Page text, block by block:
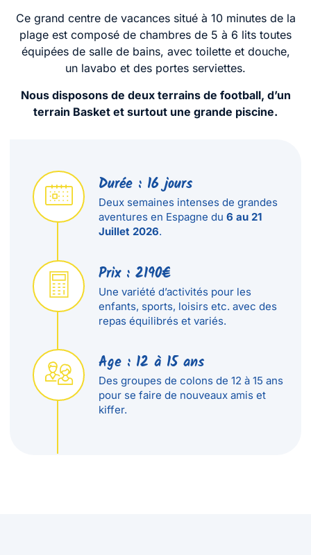
Ce grand centre de vacances situé à 10 minutes de la
plage est composé de chambres de 5 à 6 lits toutes
équipées de salle de bains, avec toilette et douche,
un lavabo et des portes serviettes.
Nous disposons de deux terrains de football, d’un
terrain Basket et surtout une grande piscine.
Durée : 16 jours
Deux semaines intenses de grandes
aventures en Espagne du6 au 21
Juillet 2026.
Prix : 2190€
Une variété d’activités pour les
enfants, sports, loisirs etc. avec des
repas équilibrés et variés.
Age : 12 à 15 ans
Des groupes de colons de 12 à 15 ans
pour se faire de nouveaux amis et
kiffer.